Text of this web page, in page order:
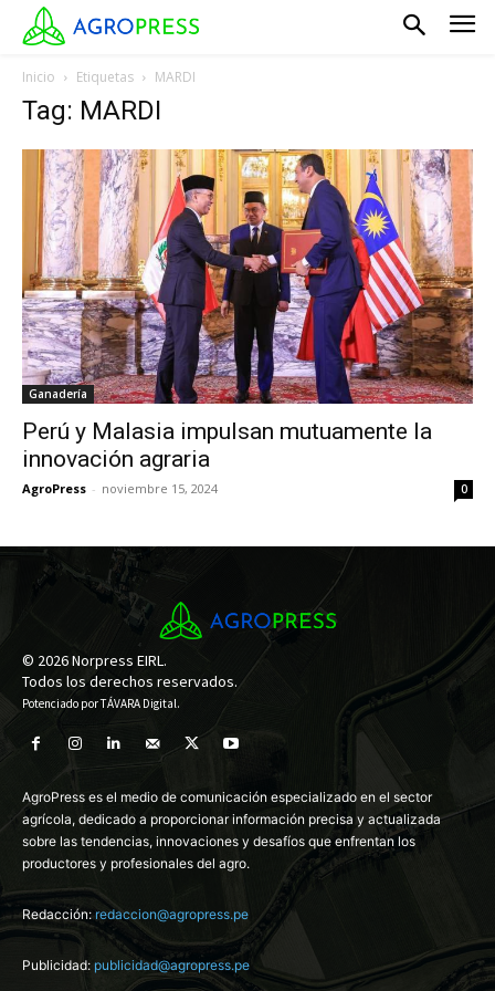
Inicio Etiquetas MARDI
Tag: MARDI
Ganadería
Perú y Malasia impulsan mutuamente la
innovación agraria
AgroPress - noviembre 15, 2024 0
© 2026 Norpress EIRL.
Todos los derechos reservados.
Potenciado porTÁVARA Digital.
AgroPress es el medio de comunicación especializado en el sector
agrícola, dedicado a proporcionar información precisa y actualizada
sobre las tendencias, innovaciones y desafíos que enfrentan los
productores y profesionales del agro.
Redacción:redaccion@agropress.pe
Publicidad: publicidad@agropress.pe